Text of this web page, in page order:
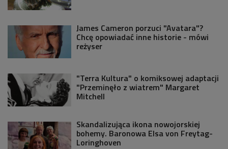
James Cameron porzuci "Avatara"?
Chcę opowiadać inne historie - mówi
reżyser
"Terra Kultura" o komiksowej adaptacji
"Przeminęło z wiatrem" Margaret
Mitchell
Skandalizująca ikona nowojorskiej
bohemy. Baronowa Elsa von Freytag-
Loringhoven